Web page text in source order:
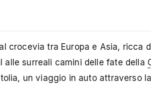
crocevia tra Europa e Asia,
alle surreali camini delle fate della
un viaggio in auto attraverso